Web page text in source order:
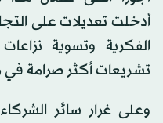
أدخلت تعديلات على
الفكرية وتسوية
تشريعات أكثر صرامة
وعلى غرار سائر الشركاء